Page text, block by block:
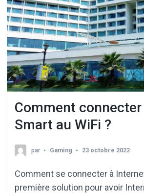
Comment
Smart au WiFi ?
par Gaming 23 octobre 2022
Comment se connecter à
première solution pour avoir